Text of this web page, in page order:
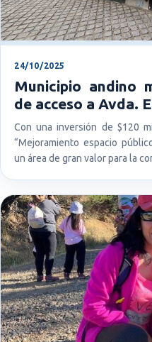
24/10/2025
Municipio andino
de acceso a Avda.
Con una inversión de $120
“Mejoramiento espacio
un área de gran valor para la